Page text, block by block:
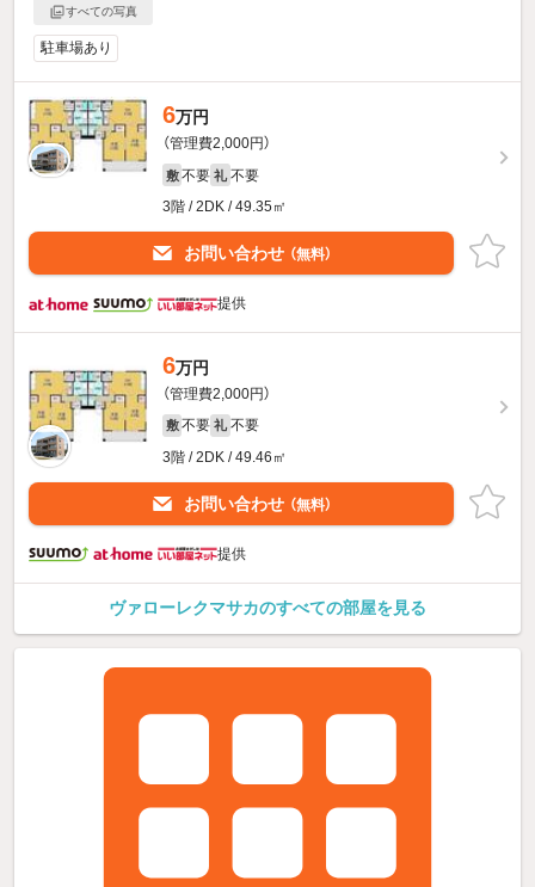
すべての写真
駐車場あり
6万円
（管理費2,000円）
敷 不要 礼 不要
3階 / 2DK / 49.35㎡
お問い合わせ （無料）
提供
6万円
（管理費2,000円）
敷 不要 礼 不要
3階 / 2DK / 49.46㎡
お問い合わせ （無料）
提供
ヴァローレクマサカのすべての部屋を見る